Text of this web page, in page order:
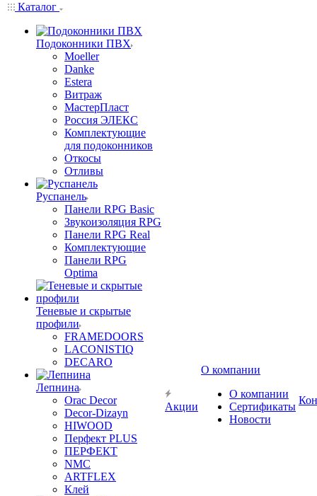
Каталог
Подоконники ПВХ
Moeller
Danke
Estera
Витраж
МастерПласт
Россия ЭЛЕКС
Комплектующие
для подоконников
Откосы
Отливы
Руспанель
Панели RPG Basic
Звукоизоляция RPG
Панели RPG Real
Комплектующие
Панели RPG
Optima
Теневые и скрытые
профили
FRAMEDOORS
LACONISTIQ
DECARO
Лепнина
Orac Decor
Decor-Dizayn
HIWOOD
Перфект PLUS
ПЕРФЕКТ
NMC
ARTFLEX
Клей
Акции
О компании
О компании
Сертификаты
Новости